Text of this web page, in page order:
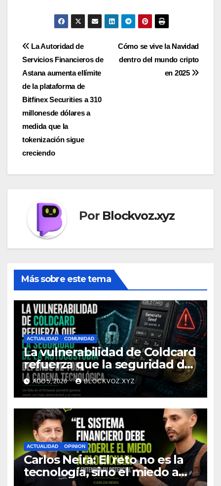
Navegación
de
entradas
Cómo se vive la Navidad
dentro del mundo cripto
en 2025
La Autoridad de
Servicios Financieros de
Astana aumenta ellímite
de la plataforma de
Bitfinex Securities a 310
millonesde dólares a
medida que la
tokenización sigue
creciendo
Por Blockvoz.xyz
Más sobre este tema
ACTUALIDAD COMUNIDAD
La vulnerabilidad de Coldcard
refuerza que la seguridad de
la autocustodia depende de
toda la cadena tecnológica,
afirma CoinEx Research
AGO 5, 2026 BLOCKVOZ.XYZ
ACTUALIDAD OPINION
Carlos Neira: El reto no es la
tecnología, sino el miedo a